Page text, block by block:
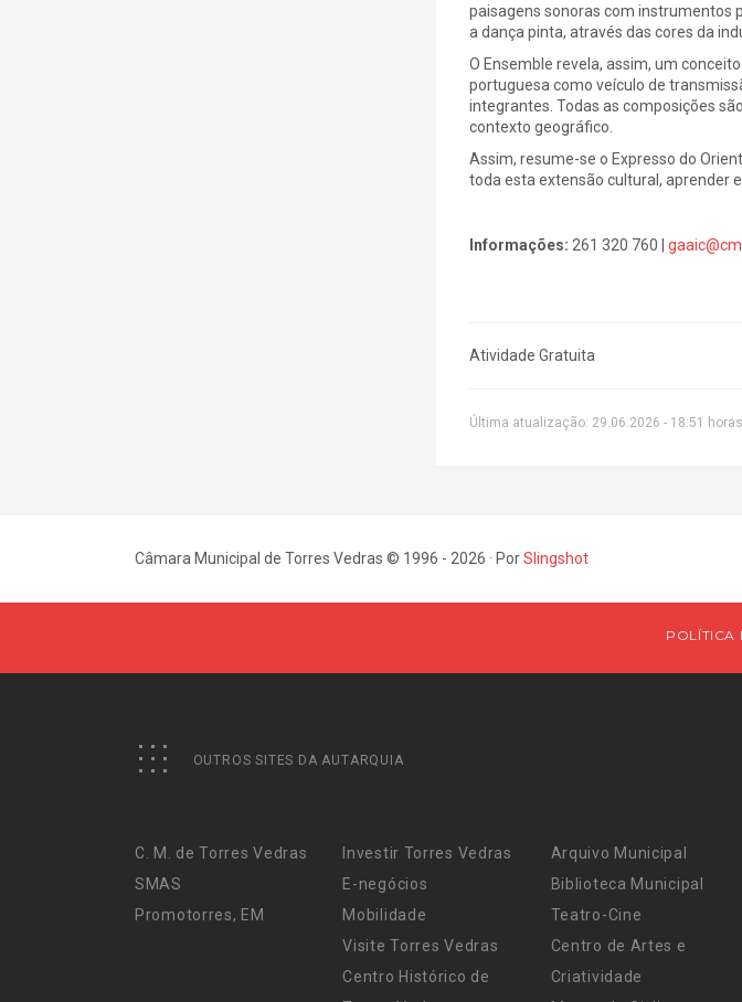
paisagens sonoras com instrumentos
a dança pinta, através das cores da
O Ensemble revela, assim, um
portuguesa como veículo de
integrantes. Todas as composições
contexto geográfico.
Assim, resume-se o Expresso do
toda esta extensão cultural, aprender
Informações: 261 320 760 |
Atividade Gratuita
Última atualização: 29.06.2026 - 18:51 horas
Câmara Municipal de Torres Vedras © 1996 - 2026 · PorSlingshot
POLÍTICA
OUTROS SITES DA AUTARQUIA
C. M. de Torres Vedras
SMAS
Promotorres, EM
Investir Torres Vedras
E-negócios
Mobilidade
Visite Torres Vedras
Centro Histórico de
Arquivo Municipal
Biblioteca Municipal
Teatro-Cine
Centro de Artes e
Criatividade